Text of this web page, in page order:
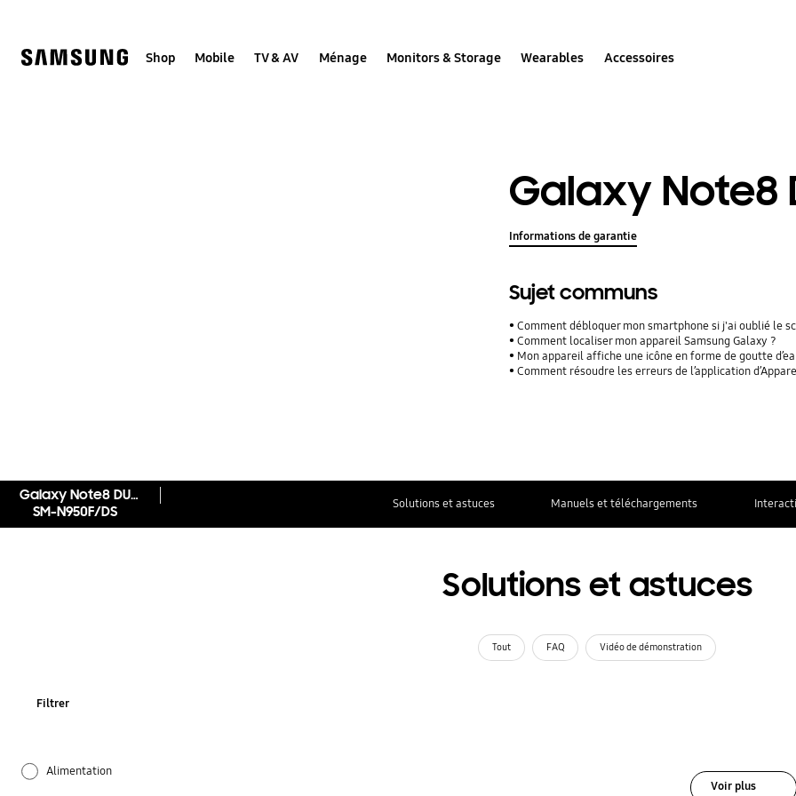
Shop Mobile TV & AV Ménage Monitors & Storage Wearables Accessoires
Galaxy Note8
Informations de garantie
Sujet communs
Comment débloquer mon smartphone si j'ai oublié le
Comment localiser mon appareil Samsung Galaxy ?
Mon appareil affiche une icône en forme de goutte
Comment résoudre les erreurs de l’application
Galaxy Note8 DUOS
SM-N950F/DS
Solutions et astuces Manuels et téléchargements
Solutions et astuces
Tout FAQ Vidéo de démonstration
Filtrer
Alimentation
Voir plus